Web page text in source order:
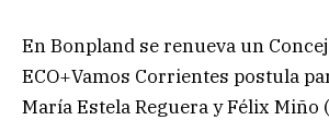
En Bonpland se renueva un
ECO+Vamos Corrientes postula
María Estela Reguera y Félix Miño